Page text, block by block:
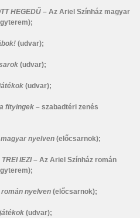
HEGEDŰ – Az Ariel Színház magyar
(udvar);
(udvar);
(udvar);
fityingek – szabadtéri zenés
nyelven (előcsarnok);
IEZI– Az Ariel Színház román
nyelven (előcsarnok);
(udvar);